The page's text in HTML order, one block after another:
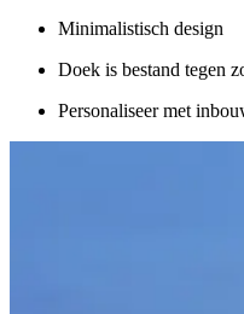
Minimalistisch design
Doek is bestand tegen
Personaliseer met